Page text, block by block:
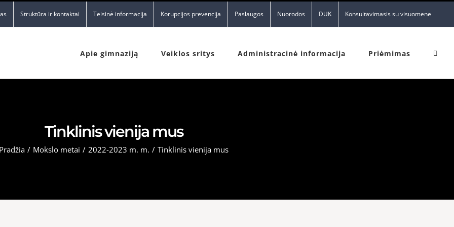
Struktūra ir kontaktai Teisinė informacija Korupcijos prevencija Paslaugos Nuorodos DUK Konsultavimasis su visuomene
Apie gimnaziją Veiklos sritys Administracinė informacija Priėmimas
Tinklinis vienija mus
Pradžia / Mokslo metai / 2022-2023 m. m. / Tinklinis vienija mus